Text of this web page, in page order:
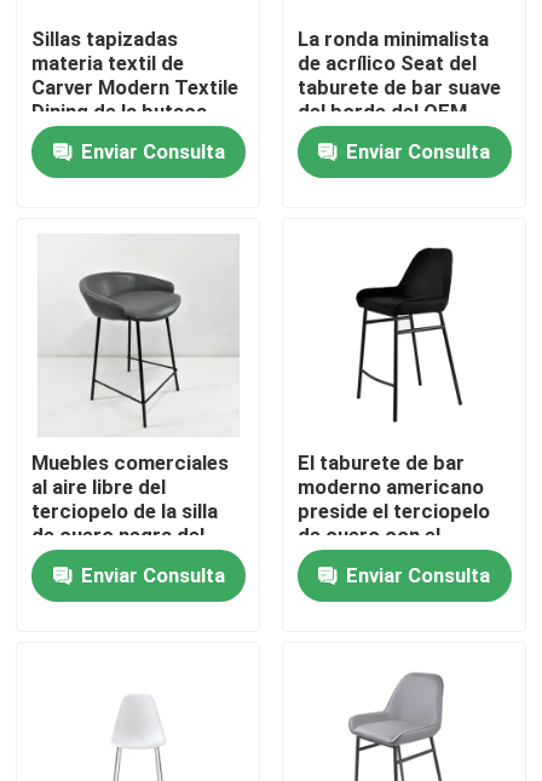
Hogar
Productos
Sobre nosotros
Viaje de la fábrica
Control de calidad
Éntrenos en contacto con
Pida una cita
Muebles de la sala de estar
Muebles del comedor
Sillas tapizadas
materia textil de
Carver Modern Textile
Dining de la butaca
Enviar Consulta
La ronda minimalista
de acrílico Seat del
taburete de bar suave
del borde del OEM
preside los muebles
comerciales
Enviar Consulta
Muebles comerciales
al aire libre del
terciopelo de la silla
de cuero negra del
taburete de bar
Enviar Consulta
El taburete de bar
moderno americano
preside el terciopelo
de cuero con el
contador de madera
Enviar Consulta